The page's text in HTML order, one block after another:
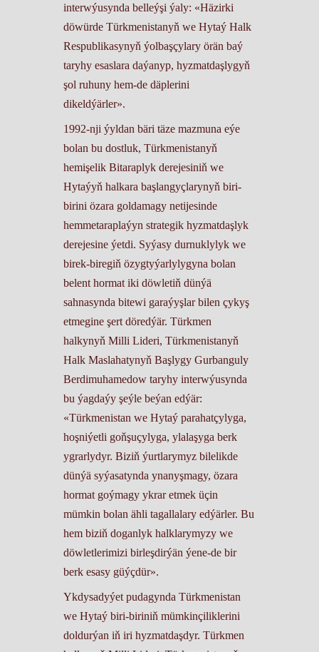
interwýusynda belleýşi ýaly: «Häzirki
döwürde Türkmenistanyň we Hytaý Halk
Respublikasynyň ýolbaşçylary örän baý
taryhy esaslara daýanyp, hyzmatdaşlygyň
şol ruhuny hem-de däplerini
dikeldýärler».
1992-nji ýyldan bäri täze mazmuna eýe
bolan bu dostluk, Türkmenistanyň
hemişelik Bitaraplyk derejesiniň we
Hytaýyň halkara başlangyçlarynyň biri-
birini özara goldamagy netijesinde
hemmetaraplaýyn strategik hyzmatdaşlyk
derejesine ýetdi. Syýasy durnuklylyk we
birek-biregiň özygtyýarlylygyna bolan
belent hormat iki döwletiň dünýä
sahnasynda bitewi garaýyşlar bilen çykyş
etmegine şert döredýär. Türkmen
halkynyň Milli Lideri, Türkmenistanyň
Halk Maslahatynyň Başlygy Gurbanguly
Berdimuhamedow taryhy interwýusynda
bu ýagdaýy şeýle beýan edýär:
«Türkmenistan we Hytaý parahatçylyga,
hoşniýetli goňşuçylyga, ylalaşyga berk
ygrarlydyr. Biziň ýurtlarymyz bilelikde
dünýä syýasatynda ynanyşmagy, özara
hormat goýmagy ykrar etmek üçin
mümkin bolan ähli tagallalary edýärler. Bu
hem biziň doganlyk halklarymyzy we
döwletlerimizi birleşdirýän ýene-de bir
berk esasy güýçdür».
Ykdysadyýet pudagynda Türkmenistan
we Hytaý biri-biriniň mümkinçiliklerini
doldurýan iň iri hyzmatdaşdyr. Türkmen